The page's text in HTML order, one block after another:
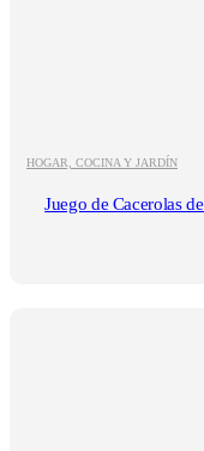
HOGAR, COCINA Y JARDÍN
Juego de Cacerolas